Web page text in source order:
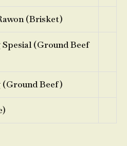
(Brisket)
(Ground Beef
Beef)